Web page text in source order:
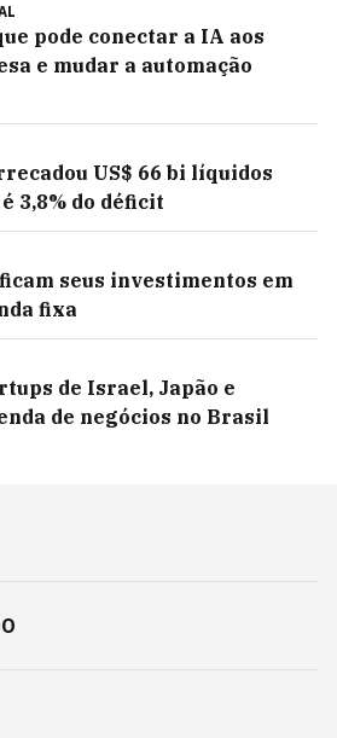
pode conectar a IA aos
e mudar a automação
US$ 66 bi líquidos
3,8% do déficit
seus investimentos em
fixa
de Israel, Japão e
de negócios no Brasil